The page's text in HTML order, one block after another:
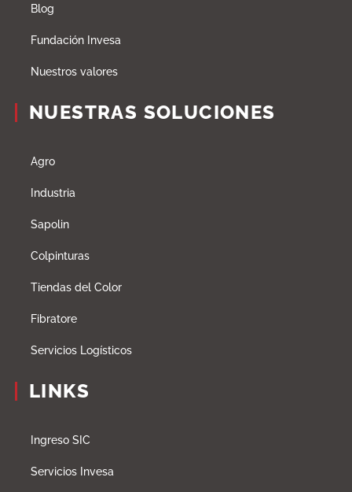
Blog
Fundación Invesa
Nuestros valores
NUESTRAS SOLUCIONES
Agro
Industria
Sapolin
Colpinturas
Tiendas del Color
Fibratore
Servicios Logísticos
LINKS
Ingreso SIC
Servicios Invesa